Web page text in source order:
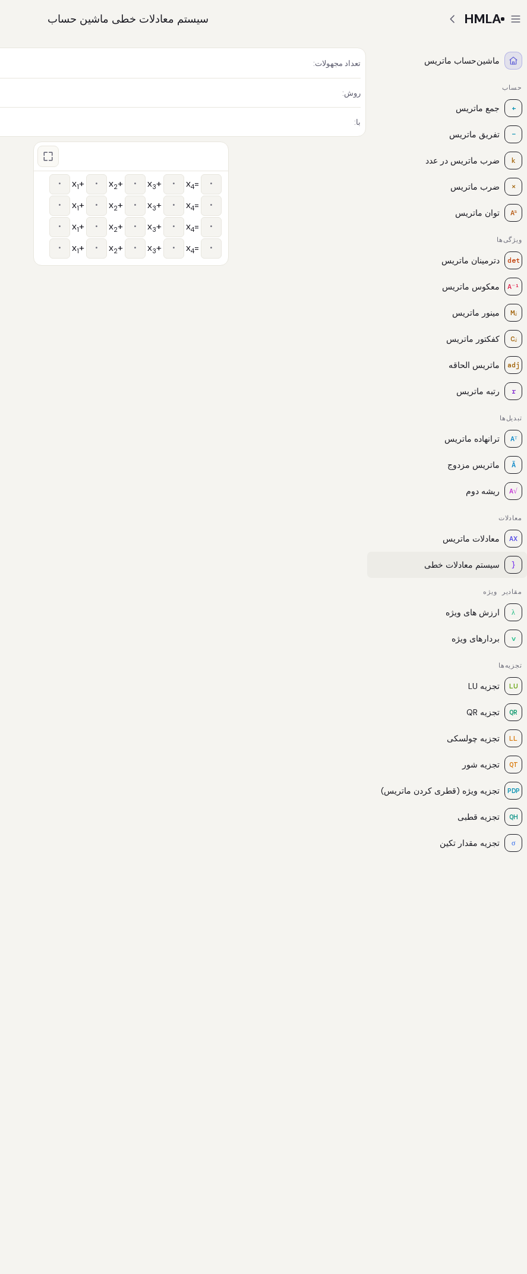
HMLA سیستم معادلات خطی ماشین حساب
ماشین‌حساب ماتریس
حساب
+ جمع ماتریس
− تفریق ماتریس
k ضرب ماتریس در عدد
× ضرب ماتریس
Aⁿ توان ماتریس
ویژگی‌ها
det دترمینان ماتریس
A⁻¹ معکوس ماتریس
Mᵢⱼ مینور ماتریس
Cᵢⱼ کفکتور ماتریس
adj ماتریس الحاقه
r رتبه ماتریس
تبدیل‌ها
Aᵀ ترانهاده ماتریس
Ā ماتریس مزدوج
√A ریشه دوم
معادلات
AX معادلات ماتریس
{ سیستم معادلات خطی
مقادیر ویژه
λ ارزش های ویژه
v بردارهای ویژه
تجزیه‌ها
LU تجزیه LU
QR تجزیه QR
LL تجزیه چولسکی
QT تجزیه شور
PDP تجزیه ویژه (قطری کردن ماتریس)
QH تجزیه قطبی
σ تجزیه مقدار تکین
تعداد مجهولات:
روش:
با:
x1+
x1+
x1+
x1+
x2+
x2+
x2+
x2+
x3+
x3+
x3+
x3+
x4=
x4=
x4=
x4=